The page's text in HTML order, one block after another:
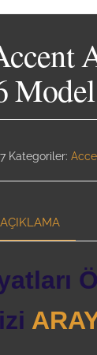
Kategoriler:
AÇIKLAMA